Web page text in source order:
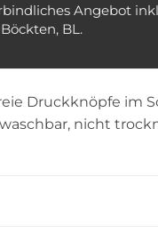
Angebot
BL.
Druckknöpfe im
nicht